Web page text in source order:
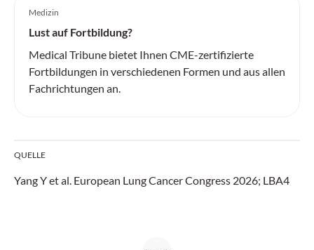
Medizin
Lust auf Fortbildung?
Medical Tribune bietet Ihnen CME-zertifizierte
Fortbildungen in verschiedenen Formen und aus allen
Fachrichtungen an.
QUELLE
Yang Y et al. European Lung Cancer Congress 2026; LBA4